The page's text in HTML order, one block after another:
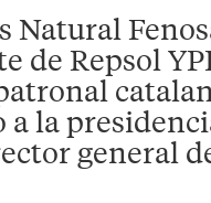
Natural
de Repsol
la
general